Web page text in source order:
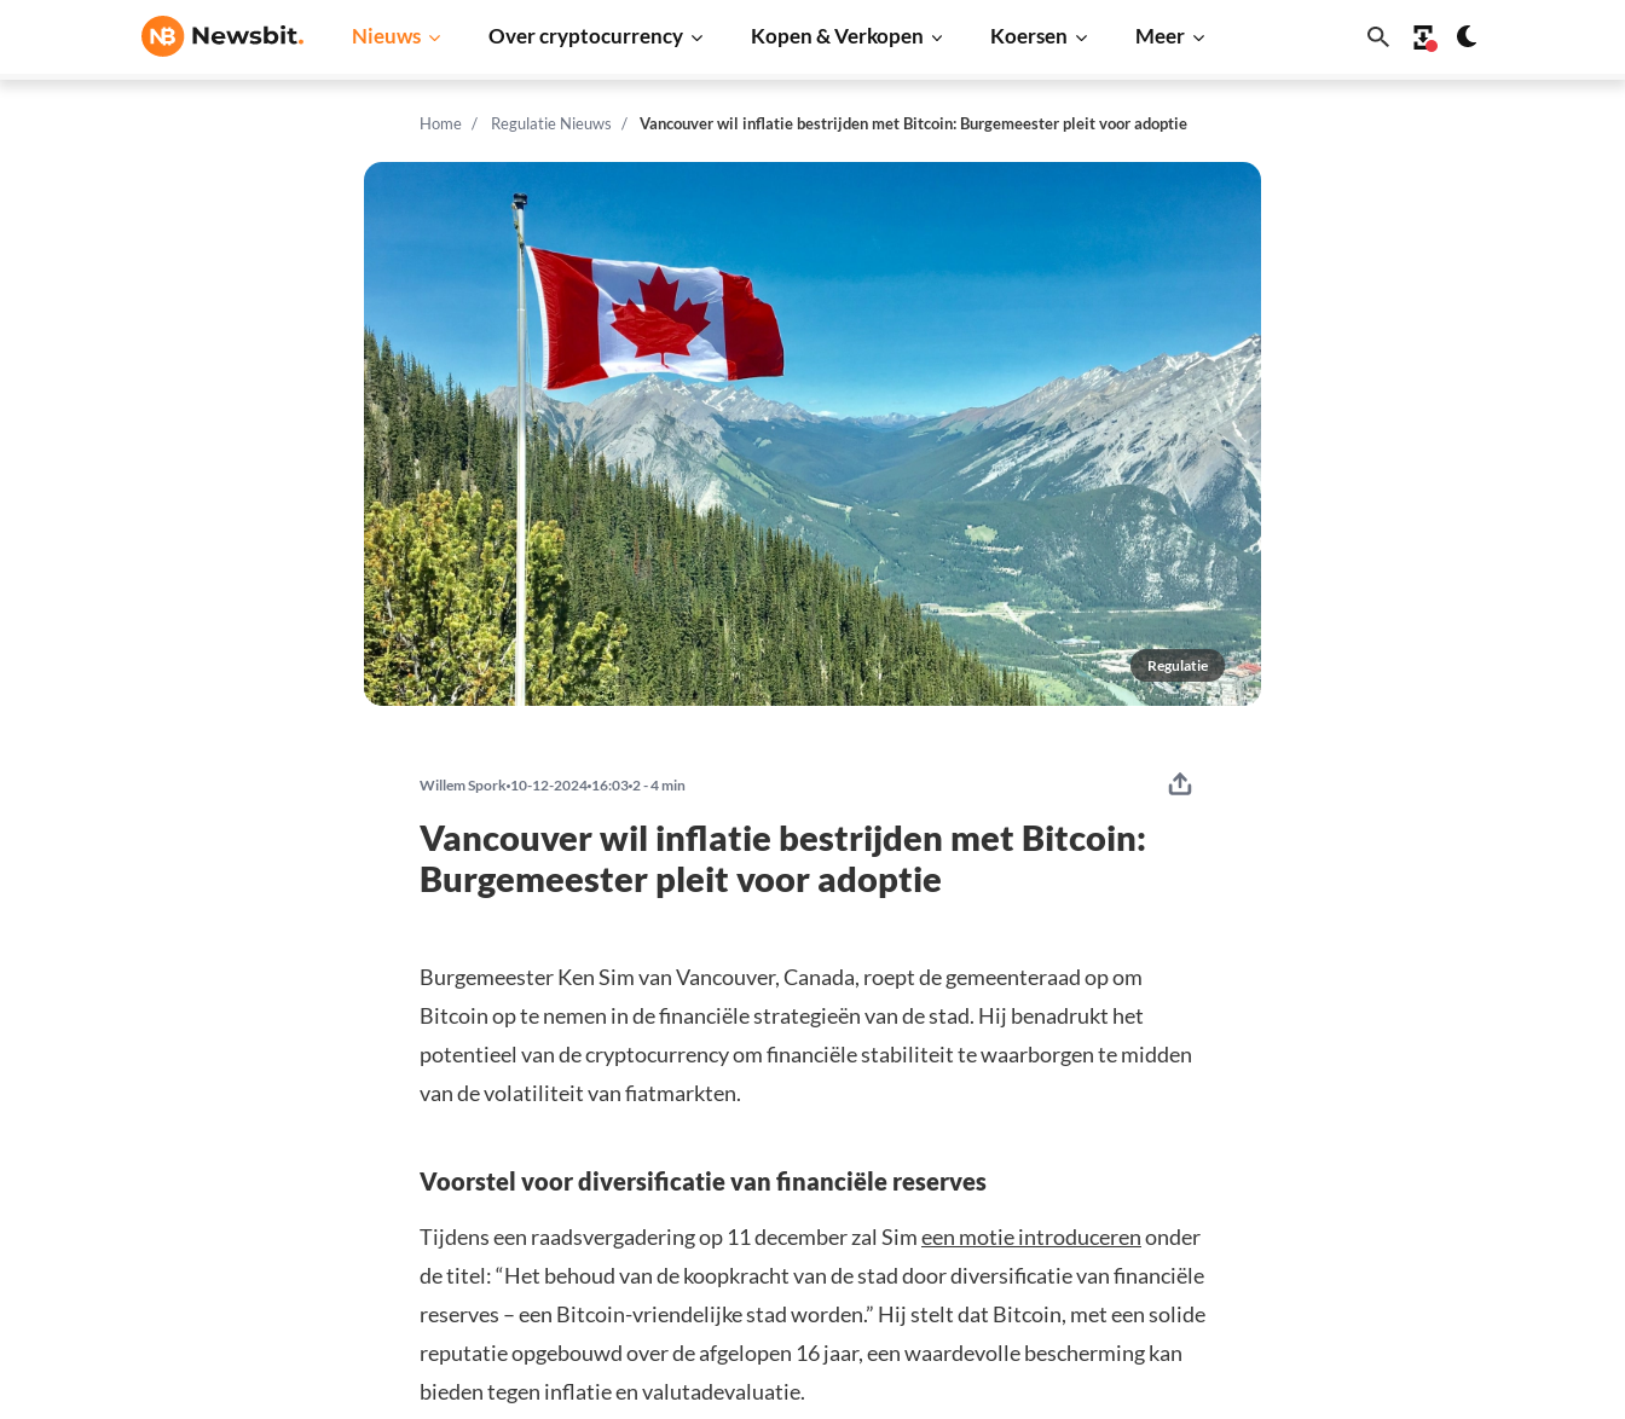
Nieuws Over cryptocurrency Kopen & Verkopen Koersen Meer
Home Regulatie Nieuws Vancouver wil inflatie bestrijden met Bitcoin: Burgemeester pleit voor adoptie
Regulatie
Willem Spork 10-12-2024 16:03 2 - 4 min
Vancouver wil inflatie bestrijden met Bitcoin:
Burgemeester pleit voor adoptie
Burgemeester Ken Sim van Vancouver, Canada, roept de gemeenteraad op om
Bitcoin op te nemen in de financiële strategieën van de stad. Hij benadrukt het
potentieel van de cryptocurrency om financiële stabiliteit te waarborgen te midden
van de volatiliteit van fiatmarkten.
Voorstel voor diversificatie van financiële reserves
Tijdens een raadsvergadering op 11 december zal Simeen motie introducerenonder
de titel: “Het behoud van de koopkracht van de stad door diversificatie van financiële
reserves – een Bitcoin-vriendelijke stad worden.” Hij stelt dat Bitcoin, met een solide
reputatie opgebouwd over de afgelopen 16 jaar, een waardevolle bescherming kan
bieden tegen inflatie en valutadevaluatie.